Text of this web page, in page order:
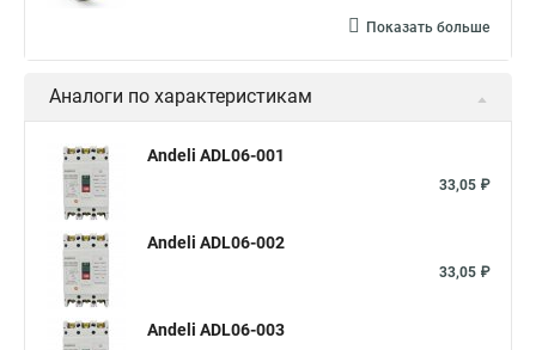
Показать больше
Аналоги по характеристикам
Andeli ADL06-001
33,05 ₽
Andeli ADL06-002
33,05 ₽
Andeli ADL06-003